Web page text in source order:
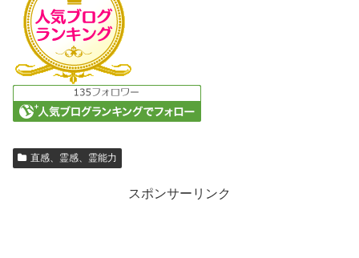
直感、霊感、霊能力
スポンサーリンク